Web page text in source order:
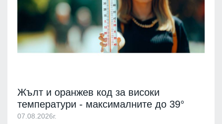
Жълт и оранжев код за високи
температури - максималните до 39°
07.08.2026г.